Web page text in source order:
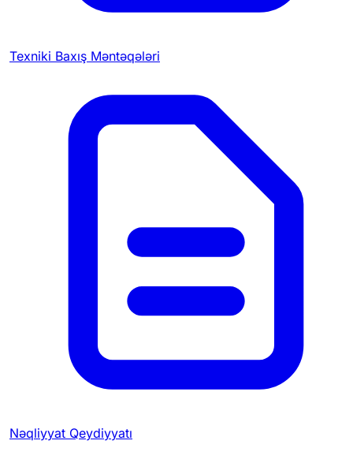
Texniki Baxış Məntəqələri
Nəqliyyat Qeydiyyatı